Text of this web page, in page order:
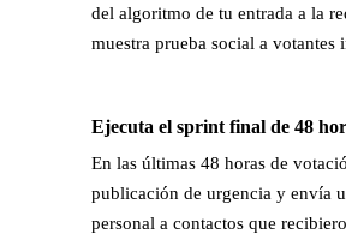
del algoritmo de tu entrada a la
muestra prueba social a votantes
Ejecuta el sprint final de 48
En las últimas 48 horas de
publicación de urgencia y envía
personal a contactos que